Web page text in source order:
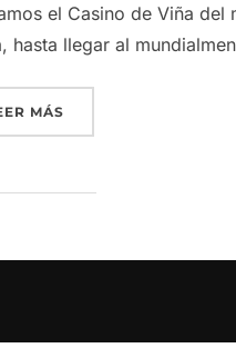
el Casino de Viña
hasta llegar al
MÁS“VISITANDO MI